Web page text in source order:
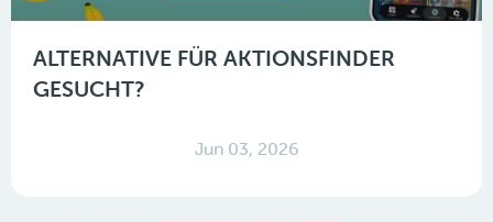
ALTERNATIVE FÜR AKTIONSFINDER
GESUCHT?
Jun 03, 2026